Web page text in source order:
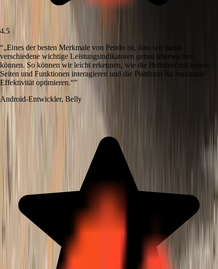
4.5
“„Eines der besten Merkmale von Pendo ist, dass wir damit
verschiedene wichtige Leistungsindikatoren genau überwachen
können. So können wir leicht erkennen, wie die Benutzer mit neuen
Seiten und Funktionen interagieren und die Plattform für maximale
Effektivität optimieren.“”
Android-Entwickler, Belly